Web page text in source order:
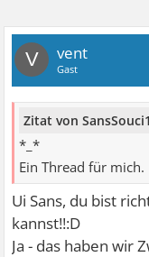
V vent
Gast
Zitat von
*_*
Ein Thread für mich.
Ui Sans, du bist
kannst!!:D
Ja - das haben wir